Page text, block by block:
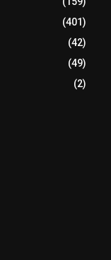
(401)
(42)
(49)
(2)